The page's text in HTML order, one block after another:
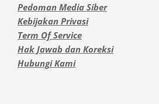
Pedoman Media Siber
Kebijakan Privasi
Term Of Service
Hak Jawab dan Koreksi
Hubungi Kami